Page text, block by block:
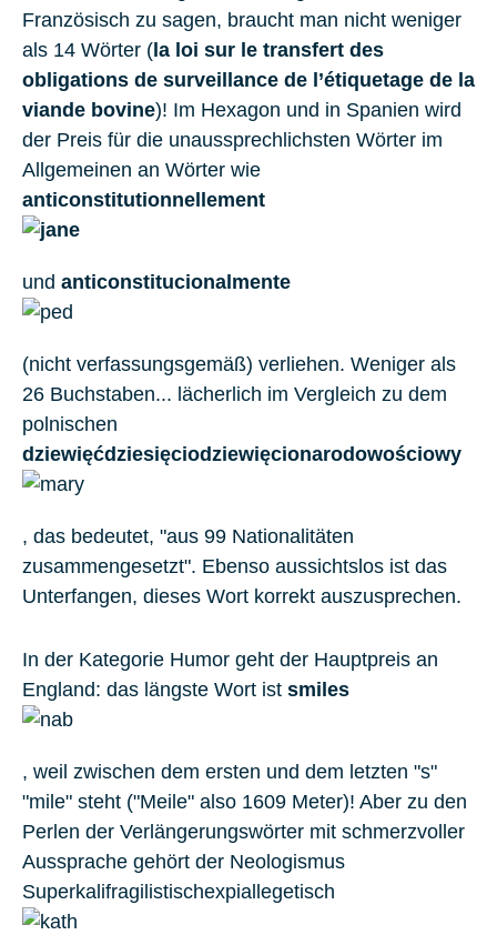
Französisch zu sagen, braucht man nicht weniger
als 14 Wörter (la loi sur le transfert des
obligations de surveillance de l’étiquetage de la
viande bovine)! Im Hexagon und in Spanien wird
der Preis für die unaussprechlichsten Wörter im
Allgemeinen an Wörter wie
anticonstitutionnellement
und anticonstitucionalmente
(nicht verfassungsgemäß) verliehen. Weniger als
26 Buchstaben... lächerlich im Vergleich zu dem
polnischen
dziewięćdziesięciodziewięcionarodowościowy
, das bedeutet, "aus 99 Nationalitäten
zusammengesetzt". Ebenso aussichtslos ist das
Unterfangen, dieses Wort korrekt auszusprechen.
In der Kategorie Humor geht der Hauptpreis an
England: das längste Wort ist smiles
, weil zwischen dem ersten und dem letzten "s"
"mile" steht ("Meile" also 1609 Meter)! Aber zu den
Perlen der Verlängerungswörter mit schmerzvoller
Aussprache gehört der Neologismus
Superkalifragilistischexpiallegetisch